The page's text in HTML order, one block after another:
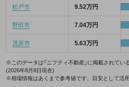
松戸市 9.52万円
野田市 7.04万円
茂原市 5.63万円
※このデータは「ニフティ不動産」に掲載されてい
(2026年8月8日現在)
※相場情報はあくまで参考値です。目安として活用